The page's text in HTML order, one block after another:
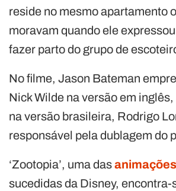
reside no mesmo apartamento
moravam quando ele
fazer parto do grupo de
No filme, Jason Bateman
Nick Wilde na versão em
na versão brasileira, Rodrigo
responsável pela dublagem do
‘Zootopia’, uma dasanimações
sucedidas da Disney,